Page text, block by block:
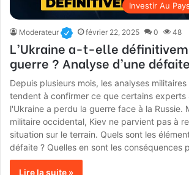
Investir Au
Moderateur février 22, 2025 0 48
L’Ukraine a-t-elle
guerre ? Analyse d’une
Depuis plusieurs mois, les analyses
tendent à confirmer ce que certains experts
l'Ukraine a perdu la guerre face à la Russie.
militaire occidental, Kiev ne parvient pas à
situation sur le terrain. Quels sont les
défaite ? Quelles en sont les conséquences
Lire la suite »